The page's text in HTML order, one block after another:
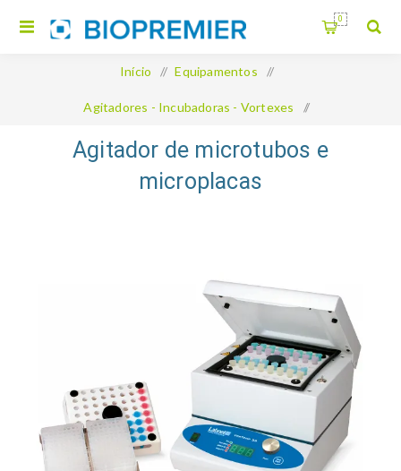
0
Início / Equipamentos /
Agitadores - Incubadoras - Vortexes /
Agitador de microtubos e microplacas
Agitador de microtubos e
microplacas